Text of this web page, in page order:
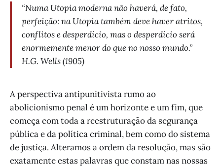
“Numa Utopia moderna não haverá, de fato,
perfeição: na Utopia também deve haver atritos,
conflitos e desperdício, mas o desperdício será
enormemente menor do que no nosso mundo.”
H.G. Wells (1905)
A perspectiva antipunitivista rumo ao
abolicionismo penal é um horizonte e um fim, que
começa com toda a reestruturação da segurança
pública e da política criminal, bem como do sistema
de justiça. Alteramos a ordem da resolução, mas são
exatamente estas palavras que constam nas nossas